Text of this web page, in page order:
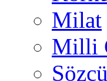
Milat
Milli
Sözcü